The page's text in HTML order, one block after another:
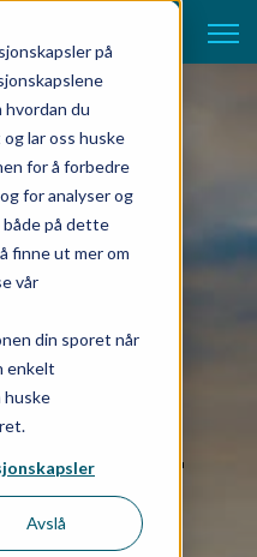
på
hvordan du
lar oss huske
for å forbedre
for analyser og
på dette
finne ut mer om
vår
din sporet når
enkelt
huske
Avslå
for